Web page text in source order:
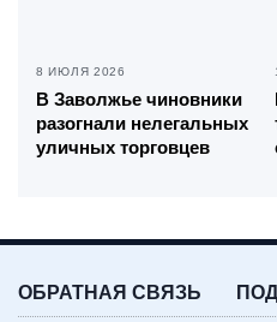
8 ИЮЛЯ 2026
В Заволжье чиновники
разогнали нелегальных
уличных торговцев
ОБРАТНАЯ СВЯЗЬ